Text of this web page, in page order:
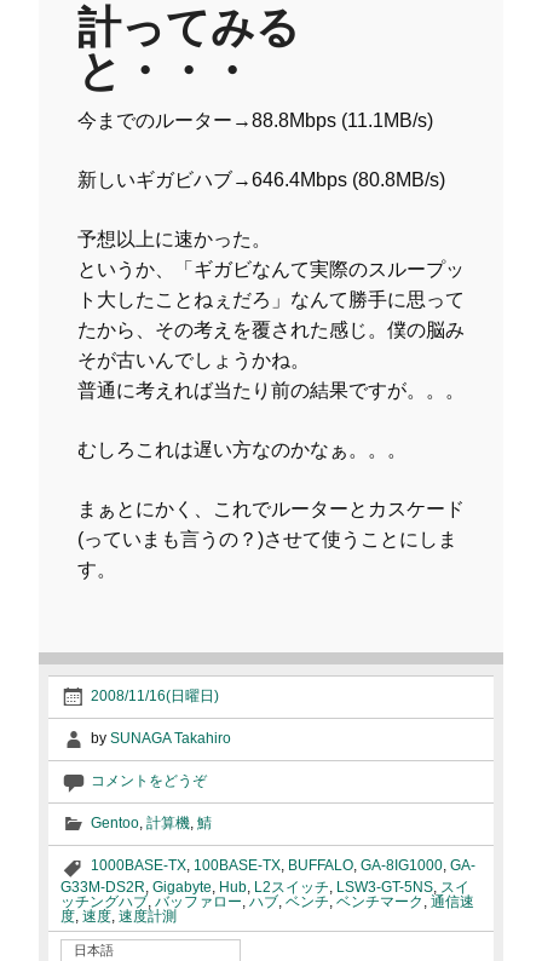
計ってみる
と・・・
今までのルーター→88.8Mbps (11.1MB/s)
新しいギガビハブ→646.4Mbps (80.8MB/s)
予想以上に速かった。
というか、「ギガビなんて実際のスループッ
ト大したことねぇだろ」なんて勝手に思って
たから、その考えを覆された感じ。僕の脳み
そが古いんでしょうかね。
普通に考えれば当たり前の結果ですが。。。
むしろこれは遅い方なのかなぁ。。。
まぁとにかく、これでルーターとカスケード
(っていまも言うの？)させて使うことにしま
す。
2008/11/16(日曜日)
by SUNAGA Takahiro
コメントをどうぞ
Gentoo, 計算機, 鯖
1000BASE-TX, 100BASE-TX, BUFFALO, GA-8IG1000, GA-
G33M-DS2R Gigabyte Hub, L2スイッチ LSW3-GT-5NS, スイ
ッチングハブ, バッファロー ハブ, ベンチ ベンチマーク 通信速
度, 速度, 速度計測
日本語